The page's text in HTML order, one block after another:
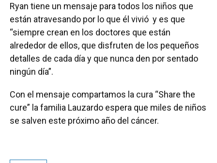
Ryan tiene un mensaje para todos los niños que
están atravesando por lo que él vivió y es que
“siempre crean en los doctores que están
alrededor de ellos, que disfruten de los pequeños
detalles de cada día y que nunca den por sentado
ningún día”.
Con el mensaje compartamos la cura “Share the
cure” la familia Lauzardo espera que miles de niños
se salven este próximo año del cáncer.